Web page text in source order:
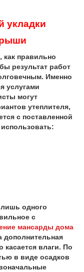
укладки
правильно
результат работ
Именно
услугами
могут
утеплителя,
с поставленной
одного
с
мансарды дома
дополнительная
влаги. По
в виде осадков